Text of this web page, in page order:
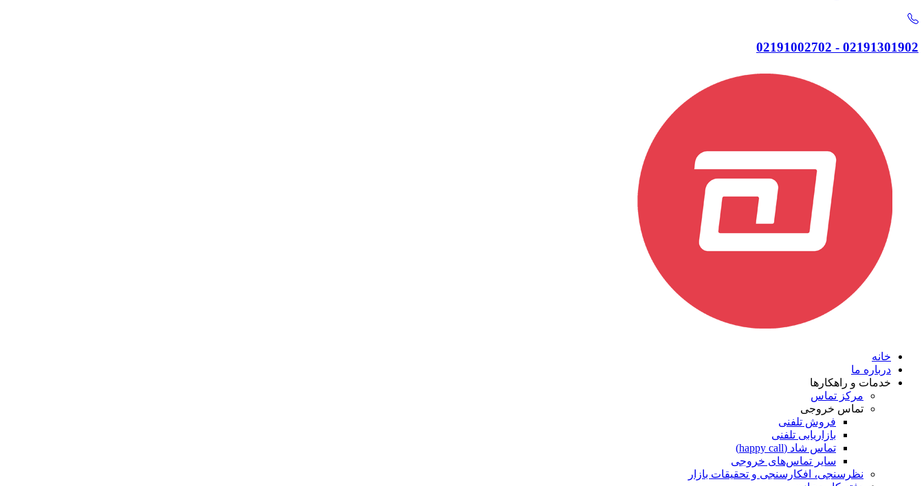
02191301902 - 02191002702
خانه
درباره ما
خدمات و راهکارها
مرکز تماس
تماس خروجی
فروش تلفنی
بازاریابی تلفنی
تماس شاد (happy call)
سایر تماس‌های خروجی
نظرسنجی، افکارسنجی و تحقیقات بازار